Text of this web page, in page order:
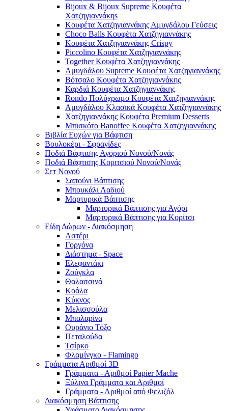
Bijoux & Bijoux Supreme Κουφέτα
Χατζηγιαννάκηs
Κουφέτα Χατζηγιαννάκης Αμυγδάλου Γεύσεις
Choco Balls Κουφέτα Χατζηγιαννάκης
Κουφέτα Χατζηγιαννάκης Crispy
Piccolino Κουφέτα Χατζηγιαννάκης
Together Κουφέτα Χατζηγιαννάκης
Αμυγδάλου Supreme Κουφέτα Χατζηγιαννάκης
Βότσαλο Κουφέτα Χατζηγιαννάκης
Καρδιά Κουφέτα Χατζηγιαννάκης
Rondo Πολύχρωμο Κουφέτα Χατζηγιαννάκης
Αμυγδάλου Κλασικά Κουφέτα Χατζηγιαννάκης
Χατζηγιαννάκης Κουφέτα Premium Desserts
Μπισκότο Banoffee Κουφέτα Χατζηγιαννάκης
Βιβλία Ευχών για Βάφτιση
Βουλοκέρι - Σφραγίδες
Ποδιά Βάφτισης Αγοριού Νονού/Νονάς
Ποδιά Βάφτισης Κοριτσιού Νονού/Νονάς
Σετ Νονού
Σαπούνι Βάπτισης
Μπουκάλι Λαδιού
Μαρτυρικά Βάπτισης
Μαρτυρικά Βάπτισης για Αγόρι
Μαρτυρικά Βάπτισης για Κορίτσι
Είδη Δώρων - Διακόσμηση
Αστέρι
Γοργόνα
Διάστημα - Space
Ελεφαντάκι
Ζούγκλα
Θαλασσινά
Κοάλα
Κύκνος
Μελισσούλα
Μπαλαρίνα
Ουράνιο Τόξο
Πεταλούδα
Τσίρκο
Φλαμίνγκο - Flamingo
Γράμματα Αριθμοί 3D
Γράμματα - Αριθμοί Papier Mache
Ξύλινα Γράμματα και Αριθμοί
Γράμματα - Αριθμοί από Φελιζόλ
Διακόσμηση Βάπτισης